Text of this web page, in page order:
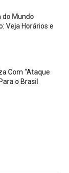
do Mundo
Veja Horários e
Com “Ataque
o Brasil